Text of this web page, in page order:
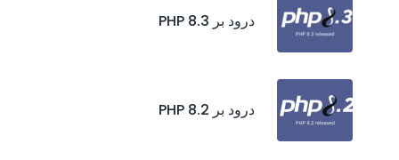
درود بر PHP 8.3
درود بر PHP 8.2